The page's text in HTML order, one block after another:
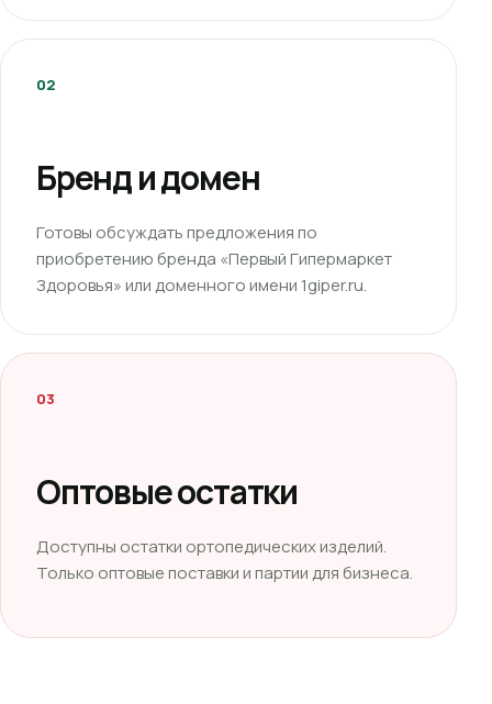
02
Бренд и домен
Готовы обсуждать предложения по
приобретению бренда «Первый Гипермаркет
Здоровья» или доменного имени 1giper.ru.
03
Оптовые остатки
Доступны остатки ортопедических изделий.
Только оптовые поставки и партии для бизнеса.